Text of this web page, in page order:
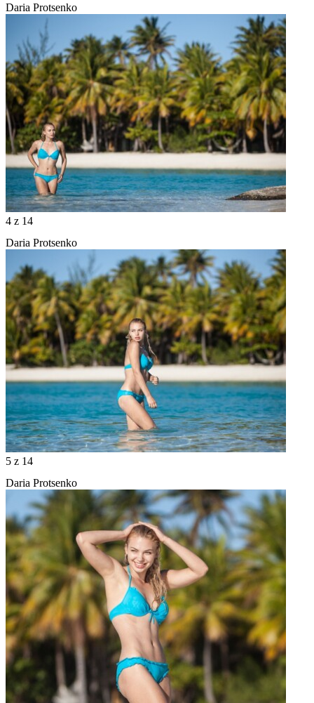
Daria Protsenko
4 z 14
Daria Protsenko
5 z 14
Daria Protsenko